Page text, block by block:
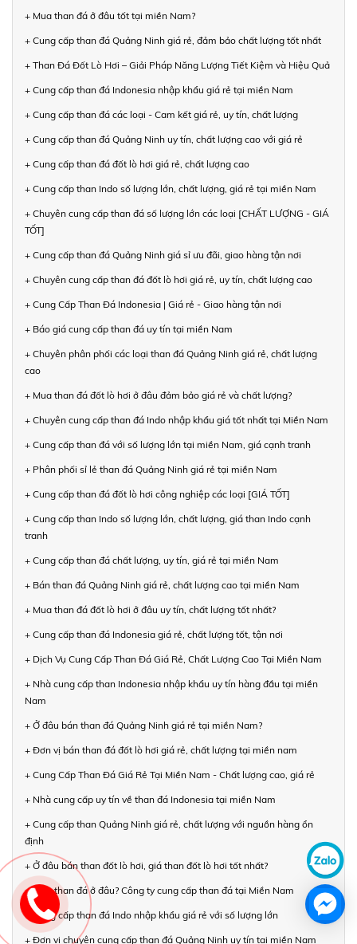
+ Mua than đá ở đâu tốt tại miền Nam?
+ Cung cấp than đá Quảng Ninh giá rẻ, đảm bảo chất lượng tốt nhất
+ Than Đá Đốt Lò Hơi – Giải Pháp Năng Lượng Tiết Kiệm và Hiệu Quả
+ Cung cấp than đá Indonesia nhập khẩu giá rẻ tại miền Nam
+ Cung cấp than đá các loại - Cam kết giá rẻ, uy tín, chất lượng
+ Cung cấp than đá Quảng Ninh uy tín, chất lượng cao với giá rẻ
+ Cung cấp than đá đốt lò hơi giá rẻ, chất lượng cao
+ Cung cấp than Indo số lượng lớn, chất lượng, giá rẻ tại miền Nam
+ Chuyên cung cấp than đá số lượng lớn các loại [CHẤT LƯỢNG - GIÁ
TỐT]
+ Cung cấp than đá Quảng Ninh giá sỉ ưu đãi, giao hàng tận nơi
+ Chuyên cung cấp than đá đốt lò hơi giá rẻ, uy tín, chất lượng cao
+ Cung Cấp Than Đá Indonesia | Giá rẻ - Giao hàng tận nơi
+ Báo giá cung cấp than đá uy tín tại miền Nam
+ Chuyên phân phối các loại than đá Quảng Ninh giá rẻ, chất lượng
cao
+ Mua than đá đốt lò hơi ở đâu đảm bảo giá rẻ và chất lượng?
+ Chuyên cung cấp than đá Indo nhập khẩu giá tốt nhất tại Miền Nam
+ Cung cấp than đá với số lượng lớn tại miền Nam, giá cạnh tranh
+ Phân phối sỉ lẻ than đá Quảng Ninh giá rẻ tại miền Nam
+ Cung cấp than đá đốt lò hơi công nghiệp các loại [GIÁ TỐT]
+ Cung cấp than Indo số lượng lớn, chất lượng, giá than Indo cạnh
tranh
+ Cung cấp than đá chất lượng, uy tín, giá rẻ tại miền Nam
+ Bán than đá Quảng Ninh giá rẻ, chất lượng cao tại miền Nam
+ Mua than đá đốt lò hơi ở đâu uy tín, chất lượng tốt nhất?
+ Cung cấp than đá Indonesia giá rẻ, chất lượng tốt, tận nơi
+ Dịch Vụ Cung Cấp Than Đá Giá Rẻ, Chất Lượng Cao Tại Miền Nam
+ Nhà cung cấp than Indonesia nhập khẩu uy tín hàng đầu tại miền
Nam
+ Ở đâu bán than đá Quảng Ninh giá rẻ tại miền Nam?
+ Đơn vị bán than đá đốt lò hơi giá rẻ, chất lượng tại miền nam
+ Cung Cấp Than Đá Giá Rẻ Tại Miền Nam - Chất lượng cao, giá rẻ
+ Nhà cung cấp uy tín về than đá Indonesia tại miền Nam
+ Cung cấp than Quảng Ninh giá rẻ, chất lượng với nguồn hàng ổn
định
+ Ở đâu bán than đốt lò hơi, giá than đốt lò hơi tốt nhất?
+ Mua than đá ở đâu? Công ty cung cấp than đá tại Miền Nam
+ Cung cấp than đá Indo nhập khẩu giá rẻ với số lượng lớn
+ Đơn vị chuyên cung cấp than đá Quảng Ninh uy tín tại miền Nam